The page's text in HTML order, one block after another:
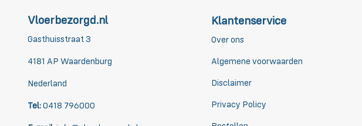
Vloerbezorgd.nl
Gasthuisstraat 3
4181 AP Waardenburg
Nederland
Tel: 0418 796000
Klantenservice
Over ons
Algemene voorwaarden
Disclaimer
Privacy Policy